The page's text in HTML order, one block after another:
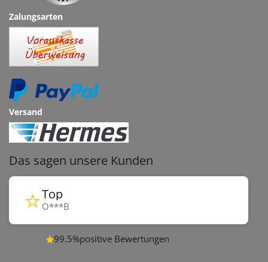
Zalungsarten
Versand
Das sagen unsere Kunden
⭐Top
O***B
99.5%positive Bewertungen